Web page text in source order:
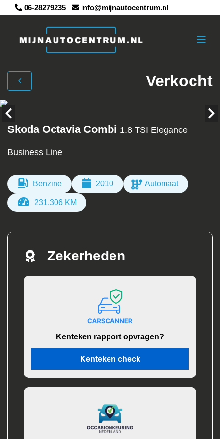
06-28279235 info@mijnautocentrum.nl
Verkocht
Skoda Octavia Combi 1.8 TSI Elegance
Business Line
Benzine 2010 Automaat
231.306 KM
Zekerheden
Kenteken rapport opvragen?
Kenteken check